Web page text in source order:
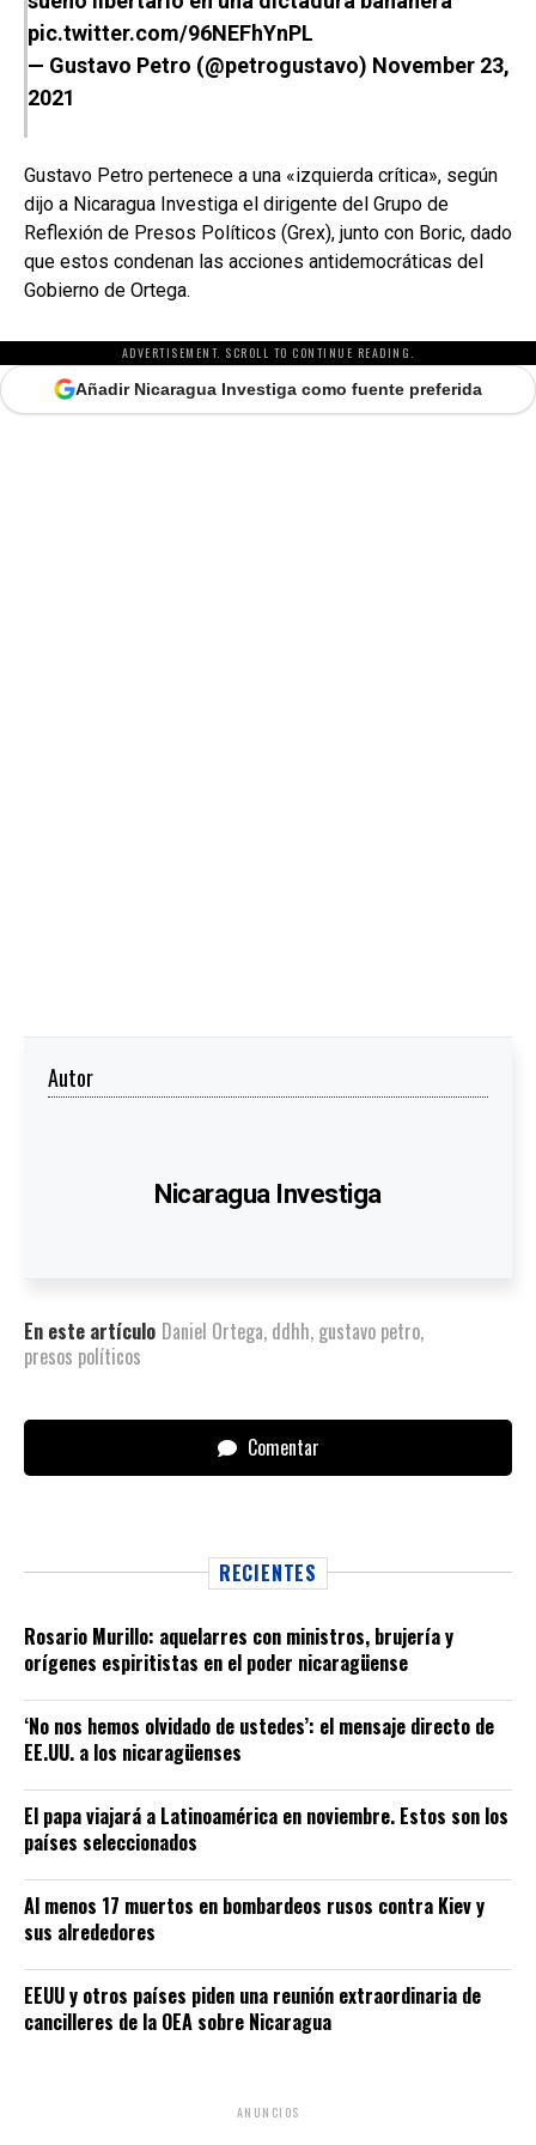
pic.twitter.com/96NEFhYnPL
— Gustavo Petro (@petrogustavo) November 23,
2021
Gustavo Petro pertenece a una «izquierda crítica», según
dijo a Nicaragua Investiga el dirigente del Grupo de
Reflexión de Presos Políticos (Grex), junto con Boric, dado
que estos condenan las acciones antidemocráticas del
Gobierno de Ortega.
ADVERTISEMENT. SCROLL TO CONTINUE READING.
Añadir Nicaragua Investiga como fuente preferida
Autor
Nicaragua Investiga
En este artículo Daniel Ortega, ddhh, gustavo petro,
presos políticos
Comentar
RECIENTES
Rosario Murillo: aquelarres con ministros, brujería y
orígenes espiritistas en el poder nicaragüense
‘No nos hemos olvidado de ustedes’: el mensaje directo de
EE.UU. a los nicaragüenses
El papa viajará a Latinoamérica en noviembre. Estos son los
países seleccionados
Al menos 17 muertos en bombardeos rusos contra Kiev y
sus alrededores
EEUU y otros países piden una reunión extraordinaria de
cancilleres de la OEA sobre Nicaragua
ANUNCIOS